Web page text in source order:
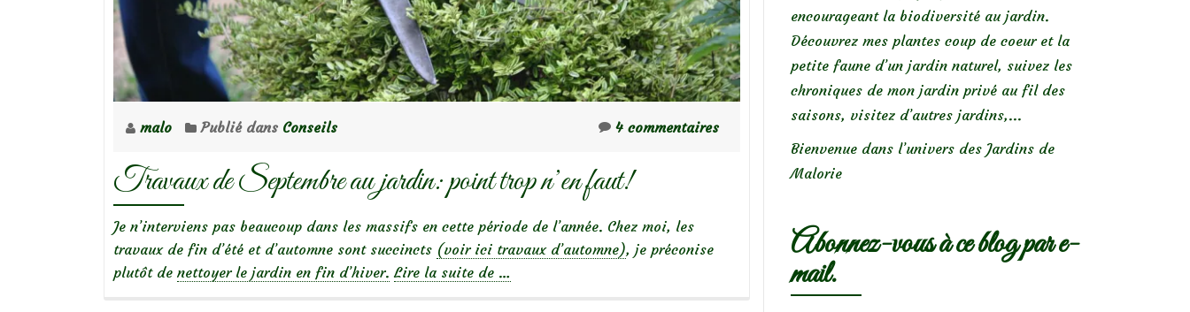
malo Publié dans Conseils 4 commentaires
Travaux de Septembre au jardin: point trop n’en faut!
Je n’interviens pas beaucoup dans les massifs en cette période de l’année. Chez moi, les
travaux de fin d’été et d’automne sont succincts (voir ici travaux d’automne), je préconise
plutôt de nettoyer le jardin en fin d’hiver. Lire la suite de …
encourageant la biodiversité au jardin.
Découvrez mes plantes coup de coeur et la
petite faune d’un jardin naturel, suivez les
chroniques de mon jardin privé au fil des
saisons, visitez d’autres jardins,...
Bienvenue dans l’univers des Jardins de
Malorie
Abonnez-vous à ce blog par e-
mail.